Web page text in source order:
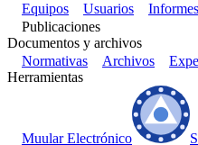
Equipos
Usuarios Informes
Publicaciones
Documentos y archivos
Normativas
Archivos
Herramientas
Muular Electrónico